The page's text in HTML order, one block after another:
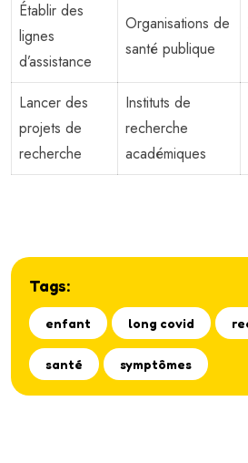
Établir des
lignes
d’assistance
Organisations de
santé publique
Lancer des
projets de
recherche
Instituts de
recherche
académiques
Tags:
enfant long covid
santé symptômes